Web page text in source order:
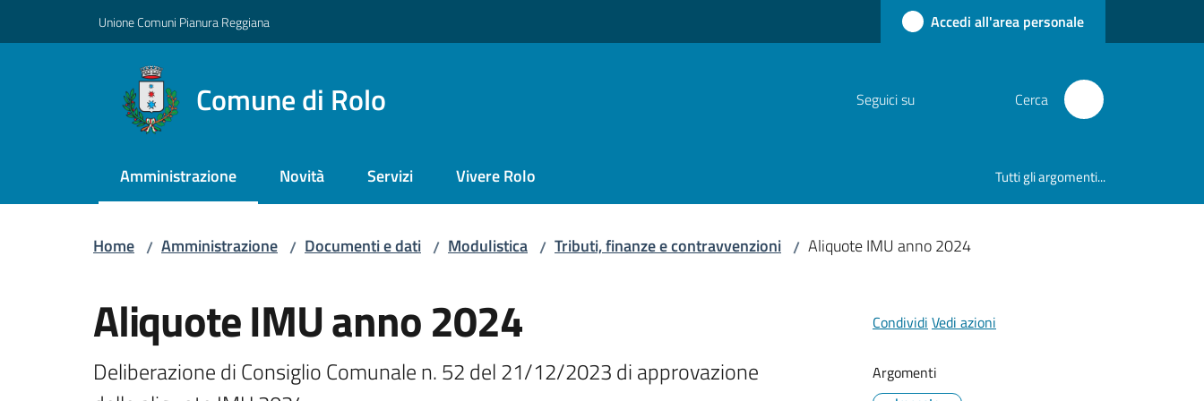
Unione Comuni Pianura Reggiana Accedi all'area personale
Comune di Rolo Seguici su Cerca
Amministrazione
Menu selezionato Novità Servizi Vivere Rolo Tutti gli argomenti...
Home / Amministrazione / Documenti e dati / Modulistica / Tributi, finanze e contravvenzioni / Aliquote IMU anno 2024
Aliquote IMU anno 2024
Deliberazione di Consiglio Comunale n. 52 del 21/12/2023 di approvazione
Condividi Vedi azioni
Argomenti